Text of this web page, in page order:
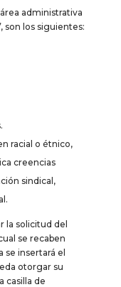
administrativa
, son los siguientes:
racial o étnico,
creencias
sindical,
la solicitud del
se recaben
se insertará el
otorgar su
casilla de